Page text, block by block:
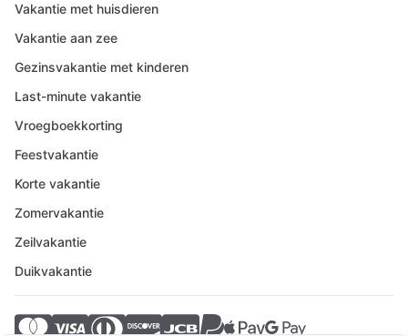
Vakantie met huisdieren
Vakantie aan zee
Gezinsvakantie met kinderen
Last-minute vakantie
Vroegboekkorting
Feestvakantie
Korte vakantie
Zomervakantie
Zeilvakantie
Duikvakantie